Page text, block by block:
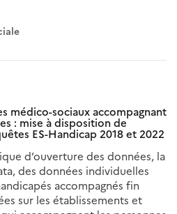
médico-sociaux accompagnant
: mise à disposition de
ES-Handicap 2018 et 2022
d’ouverture des données, la
des données individuelles
accompagnés fin
sur les établissements et